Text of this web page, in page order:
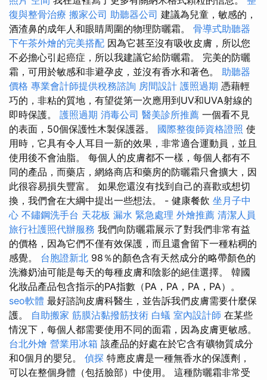
復與整骨治療 搬家公司 助聽器公司 建議為兒童，敏感的，
酒渣鼻的成年人和眼睛周圍的物理防曬霜。 骨導式助聽器
下午茶外燴的完美搭配 因為它甚至沒有吸收皮膚，所以您
不必擔心引起癌症，所以我建議它給防曬霜。 完美的防曬
霜，可用於敏感和非避孕皮，並沒有香水和著色。 助聽器
價格 專業會計師提供稅務諮詢 房間設計 護照過期 憑藉輕
巧的，非粘的質地，有望從第一次應用到UV和UVA射線的
即時保護。 護照過期 消毒公司 醫美診所推薦 一個看不見
的表面，50個保護性木製保護器。 國際整復師資格證照 使
用時，它具有令人耳目一新的效果，非常適合運動員，並且
使用後不會油脂。 每個人的皮膚都不一樣，每個人都有不
同的產品，而藥店，網絡商店和藥房的防曬霜只會擴大，因
此很容易損失豐富。 如果您還沒有找到自己的喜歡或想切
換，我們會在大綱中提出一些想法。 - 健康餐飲 坐月子中
心 不鏽鋼洗手台 天花板 漏水 緊急處理 外燴推薦 清潔人員
旅行社護照代辦服務 我們向防曬霜展示了對我們非常有益
的價格，因為它們不僅有效保護，而且還會留下一種粘稠的
感覺。 台胞證新北 98％的顏色含有天然成分的略帶顏色的
洗滌奶油可能是每天的每種皮膚和陰影的絕佳選擇。 韓國
化妝品產品包含指示的PA指數（PA，PA，PA，PA）。
seo軟體 最好諮詢皮膚科醫生，並告訴我們皮膚需要什麼保
護。 自助搬家 筋膜沾黏撥筋技術 白蟻 室內設計師 在某些
情況下，每個人都需要使用不同的面霜，因為皮膚更敏感。
台北外燴 營業用冰箱 該產品的好處在於它含有礦物質成分
和0個月的嬰兒。 偵探 特應皮膚是一種無香水的保護劑，
可以在整個身體（包括臉部）中使用。 這種防曬霜非常受